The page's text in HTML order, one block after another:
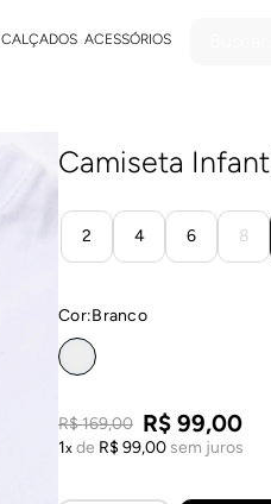
CALÇADOS ACESSÓRIOS
Camiseta
2 4 6 8
Cor: branco
R$169,00 R$ 99,00
1 de R$99,00 sem juros